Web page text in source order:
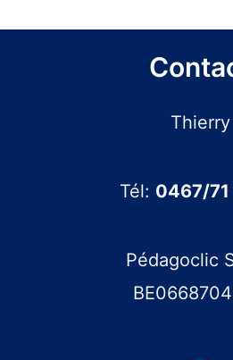
formation
de
Formateur
Fabricant
laisser un avis.
Thierry
Tél: 0467/71
Pédagoclic